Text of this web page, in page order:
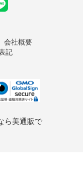
会社概要
記
ら美通販で